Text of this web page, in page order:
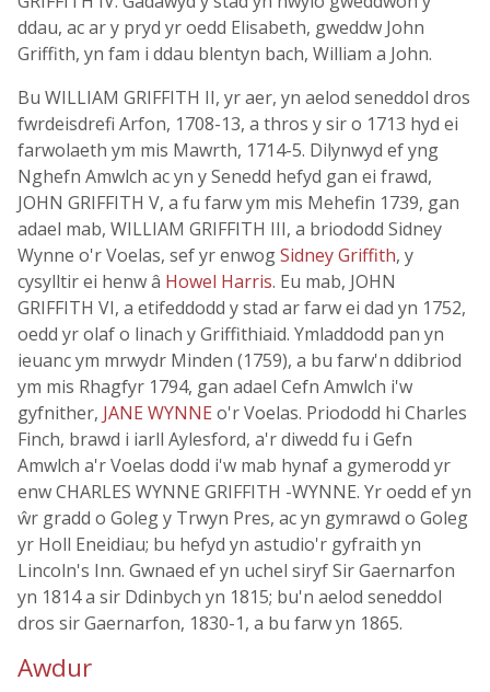
ddau, ac ar y pryd yr oedd Elisabeth, gweddw John
Griffith, yn fam i ddau blentyn bach, William a John.
Bu WILLIAM GRIFFITH II, yr aer, yn aelod seneddol dros
fwrdeisdrefi Arfon, 1708-13, a thros y sir o 1713 hyd ei
farwolaeth ym mis Mawrth, 1714-5. Dilynwyd ef yng
Nghefn Amwlch ac yn y Senedd hefyd gan ei frawd,
JOHN GRIFFITH V, a fu farw ym mis Mehefin 1739, gan
adael mab, WILLIAM GRIFFITH III, a briododd Sidney
Wynne o'r Voelas, sef yr enwogSidney Griffith, y
cysylltir ei henw â Howel Harris. Eu mab, JOHN
GRIFFITH VI, a etifeddodd y stad ar farw ei dad yn 1752,
oedd yr olaf o linach y Griffithiaid. Ymladdodd pan yn
ieuanc ym mrwydr Minden (1759), a bu farw'n ddibriod
ym mis Rhagfyr 1794, gan adael Cefn Amwlch i'w
gyfnither, JANE WYNNE o'r Voelas. Priododd hi Charles
Finch, brawd i iarll Aylesford, a'r diwedd fu i Gefn
Amwlch a'r Voelas dodd i'w mab hynaf a gymerodd yr
enw CHARLES WYNNE GRIFFITH -WYNNE. Yr oedd ef yn
ŵr gradd o Goleg y Trwyn Pres, ac yn gymrawd o Goleg
yr Holl Eneidiau; bu hefyd yn astudio'r gyfraith yn
Lincoln's Inn. Gwnaed ef yn uchel siryf Sir Gaernarfon
yn 1814 a sir Ddinbych yn 1815; bu'n aelod seneddol
dros sir Gaernarfon, 1830-1, a bu farw yn 1865.
Awdur